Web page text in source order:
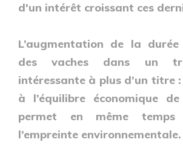
d'un intérêt croissant ces
L’augmentation de la durée
des vaches dans un
intéressante à plus d’un titre
à l’équilibre économique
permet en même
l’empreinte environnementale.